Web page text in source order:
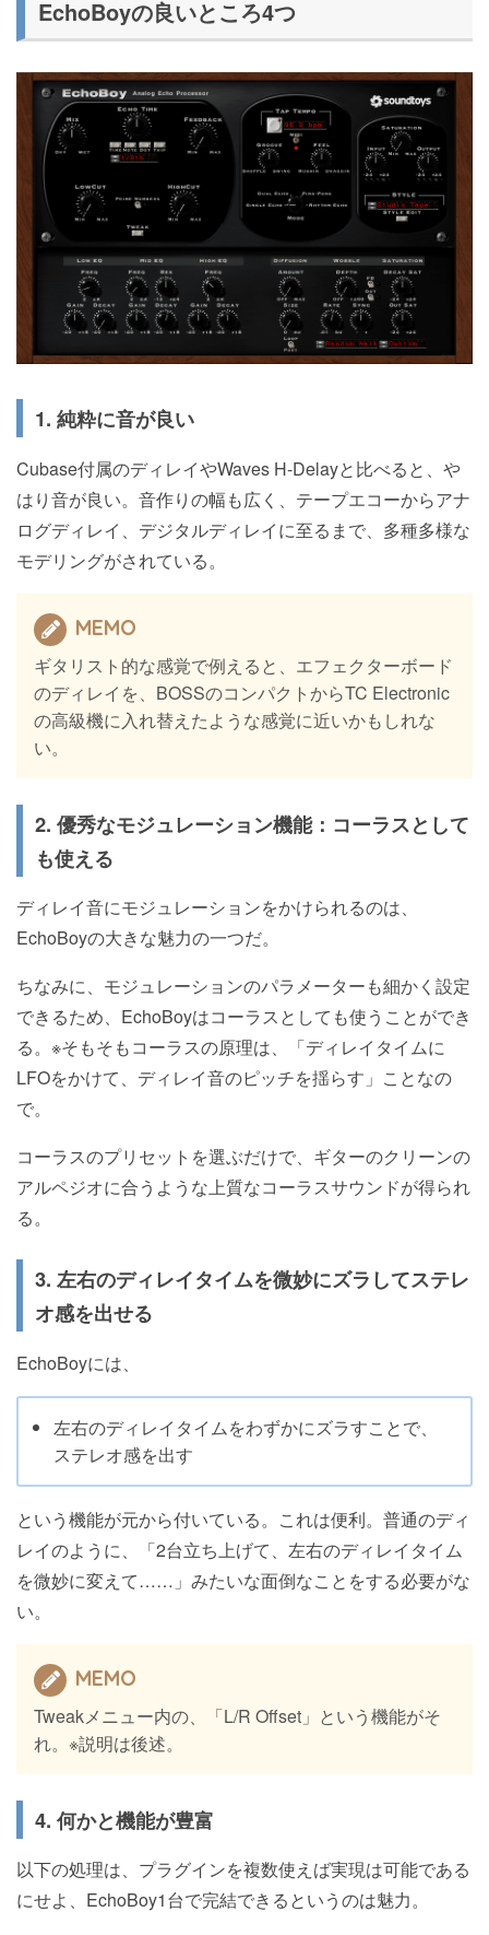
EchoBoyの良いところ4つ
1. 純粋に音が良い
Cubase付属のディレイやWaves H-Delayと比べると、や
はり音が良い。音作りの幅も広く、テープエコーからアナ
ログディレイ、デジタルディレイに至るまで、多種多様な
モデリングがされている。
MEMO
ギタリスト的な感覚で例えると、エフェクターボード
のディレイを、BOSSのコンパクトからTC Electronic
の高級機に入れ替えたような感覚に近いかもしれな
い。
2. 優秀なモジュレーション機能：コーラスとして
も使える
ディレイ音にモジュレーションをかけられるのは、
EchoBoyの大きな魅力の一つだ。
ちなみに、モジュレーションのパラメーターも細かく設定
できるため、EchoBoyはコーラスとしても使うことができ
る。※そもそもコーラスの原理は、「ディレイタイムに
LFOをかけて、ディレイ音のピッチを揺らす」ことなの
で。
コーラスのプリセットを選ぶだけで、ギターのクリーンの
アルペジオに合うような上質なコーラスサウンドが得られ
る。
3. 左右のディレイタイムを微妙にズラしてステレ
オ感を出せる
EchoBoyには、
左右のディレイタイムをわずかにズラすことで、
ステレオ感を出す
という機能が元から付いている。これは便利。普通のディ
レイのように、「2台立ち上げて、左右のディレイタイム
を微妙に変えて……」みたいな面倒なことをする必要がな
い。
MEMO
Tweakメニュー内の、「L/R Offset」という機能がそ
れ。※説明は後述。
4. 何かと機能が豊富
以下の処理は、プラグインを複数使えば実現は可能である
にせよ、EchoBoy1台で完結できるというのは魅力。